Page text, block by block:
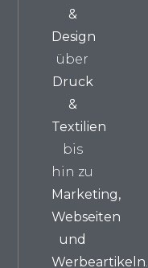
&
Design
über
Druck
&
Textilien
bis
hin zu
Marketing,
Webseiten
und
Werbeartikeln.